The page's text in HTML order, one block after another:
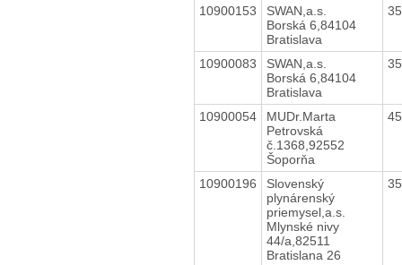
10900153
SWAN,a.s.
Borská 6,84104
Bratislava
10900083
SWAN,a.s.
Borská 6,84104
Bratislava
10900054
MUDr.Marta
Petrovská
č.1368,92552
Šoporňa
10900196
Slovenský
plynárenský
priemysel,a.s.
Mlynské nivy
44/a,82511
Bratislana 26